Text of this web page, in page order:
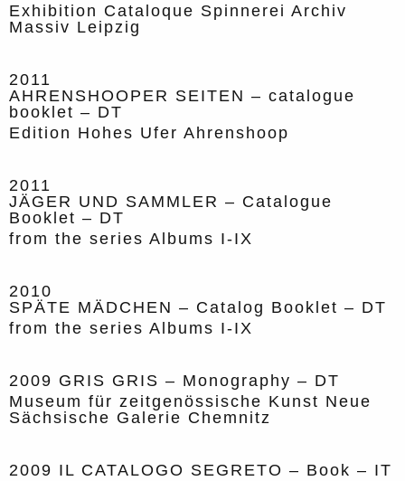
Exhibition Cataloque Spinnerei Archiv
Massiv Leipzig
2011
AHRENSHOOPER SEITEN – catalogue
booklet – DT
Edition Hohes Ufer Ahrenshoop
2011
JÄGER UND SAMMLER – Catalogue
Booklet – DT
from the series Albums I-IX
2010
SPÄTE MÄDCHEN – Catalog Booklet – DT
from the series Albums I-IX
2009 GRIS GRIS – Monography – DT
Museum für zeitgenössische Kunst Neue
Sächsische Galerie Chemnitz
2009 IL CATALOGO SEGRETO – Book – IT